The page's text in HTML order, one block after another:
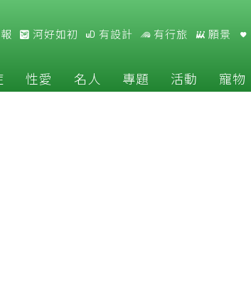
河好如初 有設計 有行旅 願景
性愛 名人 專題 活動 寵物